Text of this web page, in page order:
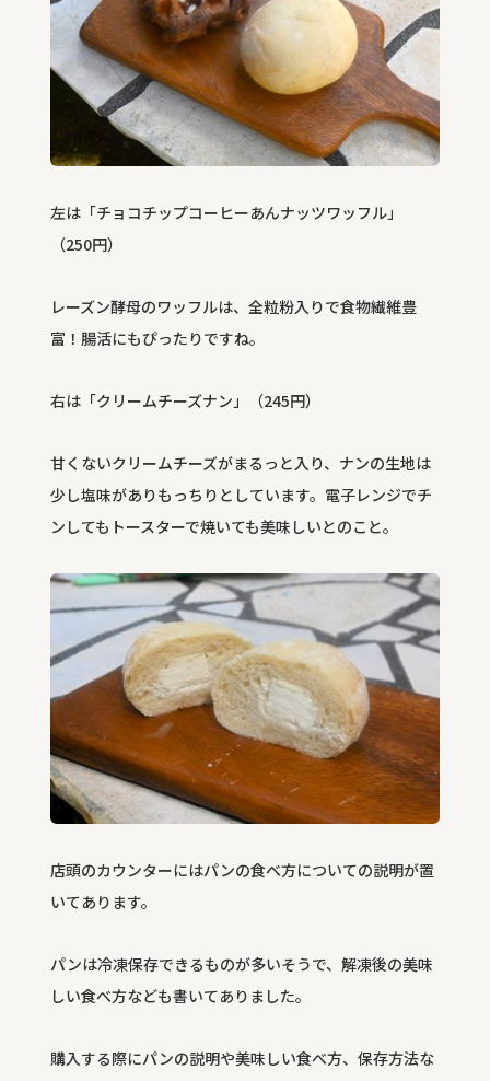
左は「チョコチップコーヒーあんナッツワッフル」
（250円）
レーズン酵母のワッフルは、全粒粉入りで食物繊維豊
富！腸活にもぴったりですね。
右は「クリームチーズナン」（245円）
甘くないクリームチーズがまるっと入り、ナンの生地は
少し塩味がありもっちりとしています。電子レンジでチ
ンしてもトースターで焼いても美味しいとのこと。
店頭のカウンターにはパンの食べ方についての説明が置
いてあります。
パンは冷凍保存できるものが多いそうで、解凍後の美味
しい食べ方なども書いてありました。
購入する際にパンの説明や美味しい食べ方、保存方法な